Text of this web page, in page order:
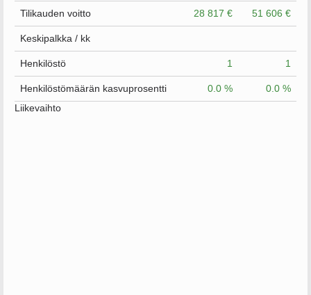
Tilikauden voitto 28 817 € 51 606 €
Keskipalkka / kk
Henkilöstö 1 1
Henkilöstömäärän kasvuprosentti 0.0 %
0.0 %
Liikevaihto